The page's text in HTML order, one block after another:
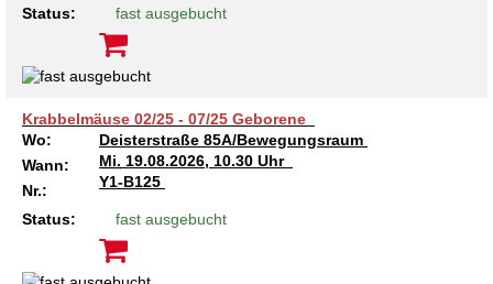
Status: fast ausgebucht
Krabbelmäuse 02/25 - 07/25 Geborene
Wo:
Deisterstraße 85A/Bewegungsraum
Wann:
Mi. 19.08.2026, 10.30 Uhr
Nr.:
Y1-B125
Status: fast ausgebucht